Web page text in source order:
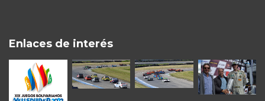
Enlaces de interés